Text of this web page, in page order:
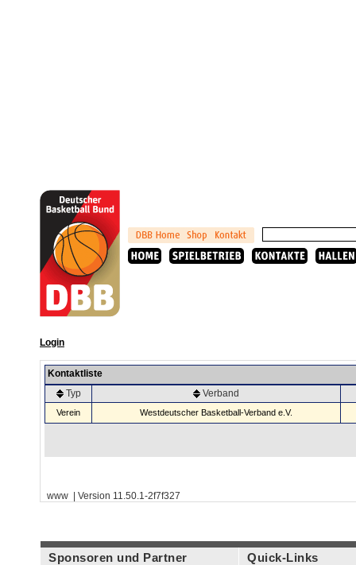
Login
Kontaktliste
Typ
Verband
Verein Westdeutscher Basketball-Verband e.V.
www | Version 11.50.1-2f7f327
Sponsoren und Partner Quick-Links